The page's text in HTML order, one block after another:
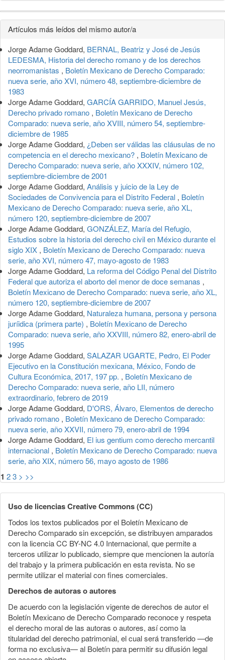
Detalles
del
artículo
Artículos más leídos del mismo autor/a
Jorge Adame Goddard, BERNAL, Beatriz y José de Jesús
LEDESMA, Historia del derecho romano y de los derechos
neorromanistas , Boletín Mexicano de Derecho Comparado:
nueva serie, año XVI, número 48, septiembre-diciembre de
1983
Jorge Adame Goddard, GARCÍA GARRIDO, Manuel Jesús,
Derecho privado romano , Boletín Mexicano de Derecho
Comparado: nueva serie, año XVIII, número 54, septiembre-
diciembre de 1985
Jorge Adame Goddard, ¿Deben ser válidas las cláusulas de no
competencia en el derecho mexicano? , Boletín Mexicano de
Derecho Comparado: nueva serie, año XXXIV, número 102,
septiembre-diciembre de 2001
Jorge Adame Goddard, Análisis y juicio de la Ley de
Sociedades de Convivencia para el Distrito Federal , Boletín
Mexicano de Derecho Comparado: nueva serie, año XL,
número 120, septiembre-diciembre de 2007
Jorge Adame Goddard, GONZÁLEZ, María del Refugio,
Estudios sobre la historia del derecho civil en México durante el
siglo XIX , Boletín Mexicano de Derecho Comparado: nueva
serie, año XVI, número 47, mayo-agosto de 1983
Jorge Adame Goddard, La reforma del Código Penal del Distrito
Federal que autoriza el aborto del menor de doce semanas ,
Boletín Mexicano de Derecho Comparado: nueva serie, año XL,
número 120, septiembre-diciembre de 2007
Jorge Adame Goddard, Naturaleza humana, persona y persona
juríidica (primera parte) , Boletín Mexicano de Derecho
Comparado: nueva serie, año XXVIII, número 82, enero-abril de
1995
Jorge Adame Goddard, SALAZAR UGARTE, Pedro, El Poder
Ejecutivo en la Constitución mexicana, México, Fondo de
Cultura Económica, 2017, 197 pp. , Boletín Mexicano de
Derecho Comparado: nueva serie, año LII, número
extraordinario, febrero de 2019
Jorge Adame Goddard, D'ORS, Álvaro, Elementos de derecho
privado romano , Boletín Mexicano de Derecho Comparado:
nueva serie, año XXVII, número 79, enero-abril de 1994
Jorge Adame Goddard, El ius gentium como derecho mercantil
internacional , Boletín Mexicano de Derecho Comparado: nueva
serie, año XIX, número 56, mayo agosto de 1986
1 23 > >>
Uso de licencias Creative Commons (CC)
Todos los textos publicados por el Boletín Mexicano de
Derecho Comparado sin excepción, se distribuyen amparados
con la licencia CC BY-NC 4.0 Internacional, que permite a
terceros utilizar lo publicado, siempre que mencionen la autoría
del trabajo y la primera publicación en esta revista. No se
permite utilizar el material con fines comerciales.
Derechos de autoras o autores
De acuerdo con la legislación vigente de derechos de autor el
Boletín Mexicano de Derecho Comparado reconoce y respeta
el derecho moral de las autoras o autores, así como la
titularidad del derecho patrimonial, el cual será transferido —de
forma no exclusiva— al Boletín para permitir su difusión legal